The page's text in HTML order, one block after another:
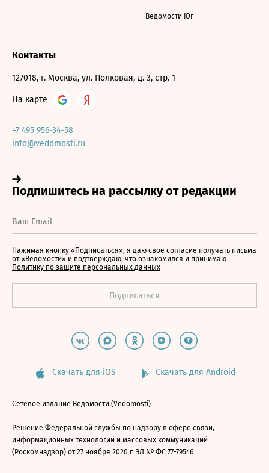
Ведомости Юг
Контакты
127018, г. Москва, ул. Полковая, д. 3, стр. 1
На карте
+7 495 956-34-58
info@vedomosti.ru
Нажимая кнопку «Подписаться», я даю свое согласие получать письма
от «Ведомости» и подтверждаю, что ознакомился и принимаю
Политику по защите персональных данных
Скачать для iOS Скачать для Android
Сетевое издание Ведомости (Vedomosti)
Решение Федеральной службы по надзору в сфере связи,
информационных технологий и массовых коммуникаций
(Роскомнадзор) от 27 ноября 2020 г. ЭЛ № ФС 77-79546